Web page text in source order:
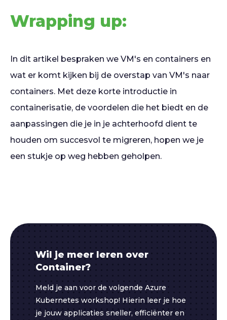
Wrapping up:
In dit artikel bespraken we VM's en containers en
wat er komt kijken bij de overstap van VM's naar
containers. Met deze korte introductie in
containerisatie, de voordelen die het biedt en de
aanpassingen die je in je achterhoofd dient te
houden om succesvol te migreren, hopen we je
een stukje op weg hebben geholpen.
Wil je meer leren over
Container?
Meld je aan voor de volgende Azure
Kubernetes workshop! Hierin leer je hoe
je jouw applicaties sneller, efficiënter en